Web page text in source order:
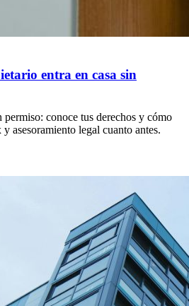
entra en casa sin
permiso: conoce tus derechos y cómo
asesoramiento legal cuanto antes.